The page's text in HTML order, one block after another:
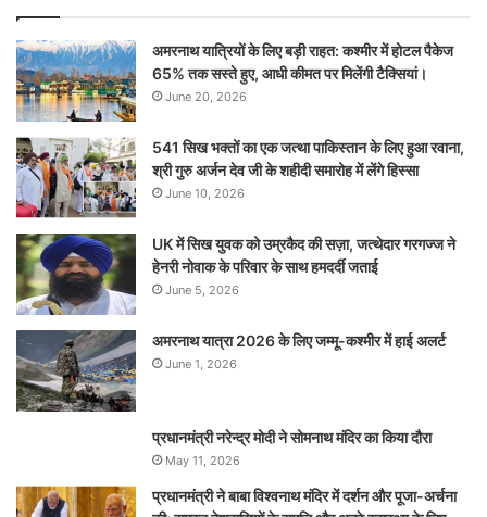
अमरनाथ यात्रियों के लिए बड़ी राहत: कश्मीर में होटल पैकेज
65% तक सस्ते हुए, आधी कीमत पर मिलेंगी टैक्सियां।
June 20, 2026
541 सिख भक्तों का एक जत्था पाकिस्तान के लिए हुआ रवाना,
श्री गुरु अर्जन देव जी के शहीदी समारोह में लेंगे हिस्सा
June 10, 2026
UK में सिख युवक को उम्रकैद की सज़ा, जत्थेदार गरगज्ज ने
हेनरी नोवाक के परिवार के साथ हमदर्दी जताई
June 5, 2026
अमरनाथ यात्रा 2026 के लिए जम्मू-कश्मीर में हाई अलर्ट
June 1, 2026
प्रधानमंत्री नरेन्‍द्र मोदी ने सोमनाथ मंदिर का किया दौरा
May 11, 2026
प्रधानमंत्री ने बाबा विश्वनाथ मंदिर में दर्शन और पूजा-अर्चना